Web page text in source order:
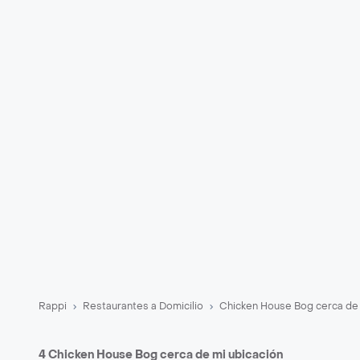
Rappi Restaurantes a Domicilio Chicken House Bog cerca de
4 Chicken House Bog cerca de mi ubicación